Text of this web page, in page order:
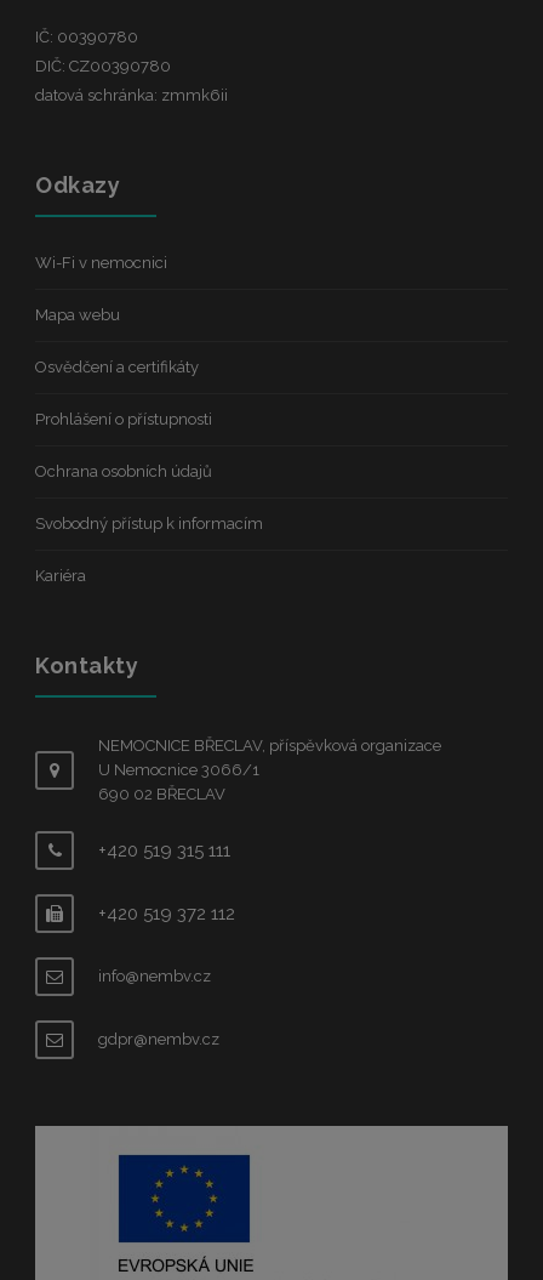
IČ: 00390780
DIČ: CZ00390780
datová schránka: zmmk6ii
Odkazy
Wi-Fi v nemocnici
Mapa webu
Osvědčení a certifikáty
Prohlášení o přístupnosti
Ochrana osobních údajů
Svobodný přístup k informacím
Kariéra
Kontakty
NEMOCNICE BŘECLAV, příspěvková organizace
U Nemocnice 3066/1
690 02 BŘECLAV
+420 519 315 111
+420 519 372 112
info@nembv.cz
gdpr@nembv.cz